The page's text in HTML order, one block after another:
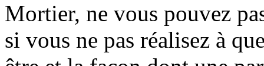
Mortier, ne vous pouvez
si vous ne pas réalisez à